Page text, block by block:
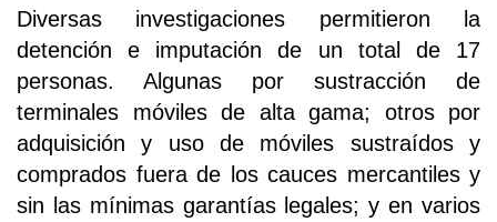
Diversas investigaciones permitieron la
detención e imputación de un total de 17
personas. Algunas por sustracción de
terminales móviles de alta gama; otros por
adquisición y uso de móviles sustraídos y
comprados fuera de los cauces mercantiles y
sin las mínimas garantías legales; y en varios